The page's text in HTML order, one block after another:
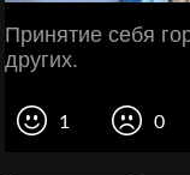
Принятие себя
других.
1 0